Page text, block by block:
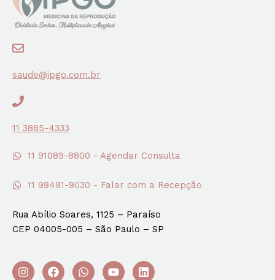
saude@ipgo.com.br
11 3885-4333
11 91089-8800 - Agendar Consulta
11 99491-9030 - Falar com a Recepção
Rua Abílio Soares, 1125 – Paraíso
CEP 04005-005 – São Paulo – SP